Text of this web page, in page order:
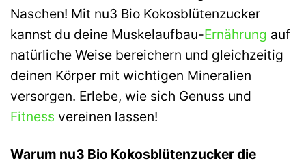
Naschen! Mit nu3 Bio Kokosblütenzucker
kannst du deine Muskelaufbau-Ernährung auf
natürliche Weise bereichern und gleichzeitig
deinen Körper mit wichtigen Mineralien
versorgen. Erlebe, wie sich Genuss und
Fitness vereinen lassen!
Warum nu3 Bio Kokosblütenzucker die